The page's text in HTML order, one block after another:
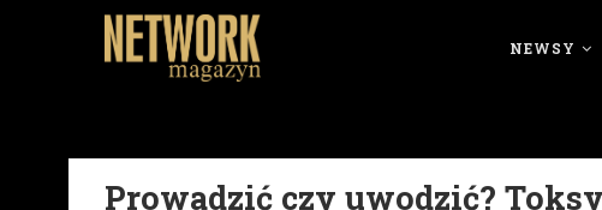
NEWSY
Prowadzić czy uwodzić?